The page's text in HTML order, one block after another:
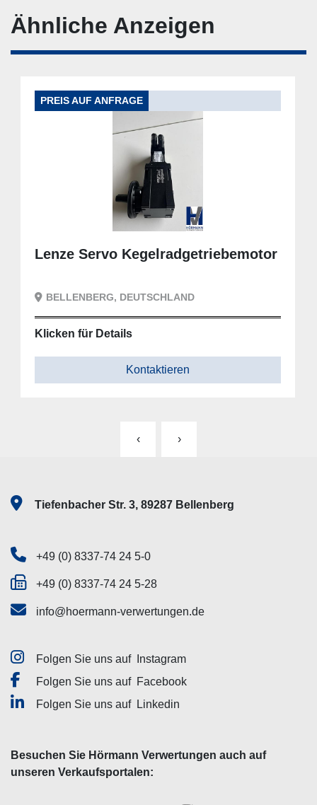
Ähnliche Anzeigen
PREIS AUF ANFRAGE
Lenze Servo Kegelradgetriebemotor
BELLENBERG, DEUTSCHLAND
Klicken für Details
Kontaktieren
‹ ›
Tiefenbacher Str. 3, 89287 Bellenberg
+49 (0) 8337-74 24 5-0
+49 (0) 8337-74 24 5-28
info@hoermann-verwertungen.de
Folgen Sie uns auf
Instagram
Folgen Sie uns auf Facebook
Folgen Sie uns auf
Linkedin
Besuchen Sie Hörmann Verwertungen auch auf
unseren Verkaufsportalen: